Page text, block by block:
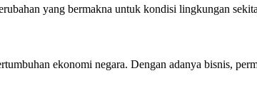
yang bermakna untuk kondisi lingkungan
ekonomi negara. Dengan adanya bisnis,